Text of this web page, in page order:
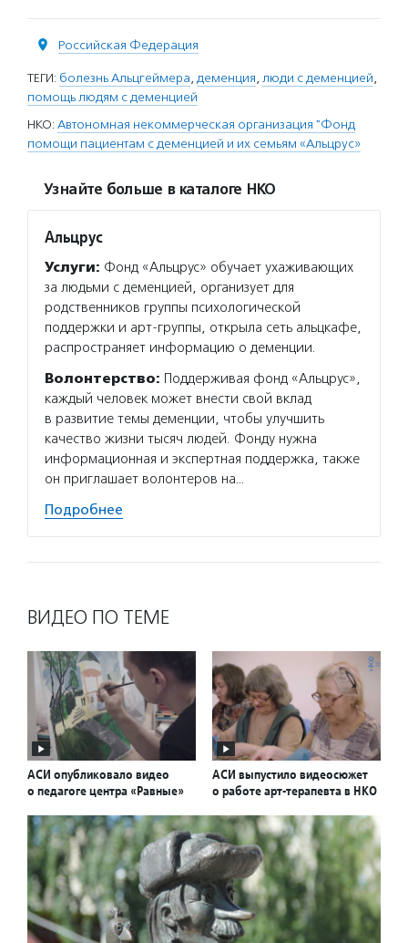
Российская Федерация
ТЕГИ: болезнь Альцгеймера, деменция, люди с деменцией,
помощь людям с деменцией
НКО: Автономная некоммерческая организация "Фонд
помощи пациентам с деменцией и их семьям «Альцрус»
Узнайте больше в каталоге НКО
Альцрус
Услуги: Фонд «Альцрус» обучает ухаживающих
за людьми с деменцией, организует для
родственников группы психологической
поддержки и арт-группы, открыла сеть альцкафе,
распространяет информацию о деменции.
Волонтерство: Поддерживая фонд «Альцрус»,
каждый человек может внести свой вклад
в развитие темы деменции, чтобы улучшить
качество жизни тысяч людей. Фонду нужна
информационная и экспертная поддержка, также
он приглашает волонтеров на…
Подробнее
ВИДЕО ПО ТЕМЕ
АСИ опубликовало видео
о педагоге центра «Равные»
АСИ выпустило видеосюжет
о работе арт-терапевта в НКО